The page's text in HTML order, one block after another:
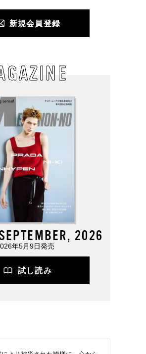
ベの新しい世界へよ
こそ。大胆なコントラ
トとレイヤードの先に
装う喜び、明るいスピ
ット
新規会員登録
2026
年5月9日発売
試し読み